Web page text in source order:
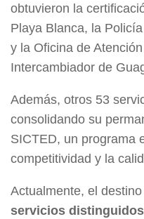
obtuvieron la
Playa Blanca, la
y la Oficina de
Intercambiador de
Además, otros 53
consolidando su
SICTED, un programa
competitividad y la
Actualmente, el
servicios